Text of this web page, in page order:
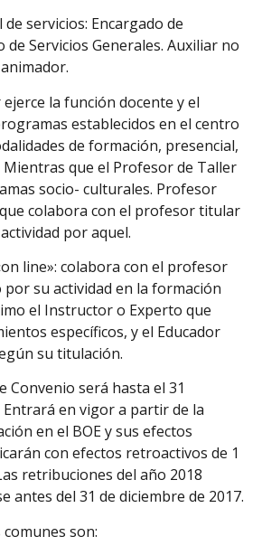
servicios: Encargado de
de Servicios Generales. Auxiliar no
la función docente y el
establecidos en el centro
de formación, presencial,
que el Profesor de Taller
socio- culturales. Profesor
colabora con el profesor titular
por aquel.
line»: colabora con el profesor
su actividad en la formación
el Instructor o Experto que
específicos, y el Educador
su titulación.
Convenio será hasta el 31
Entrará en vigor a partir de la
en el BOE y sus efectos
con efectos retroactivos de 1
retribuciones del año 2018
antes del 31 de diciembre de 2017.
son: